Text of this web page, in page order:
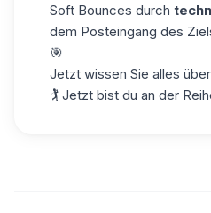
Soft Bounces durch
dem Posteingang des
🎯
Jetzt wissen Sie alles über
🏌️ Jetzt bist du an der